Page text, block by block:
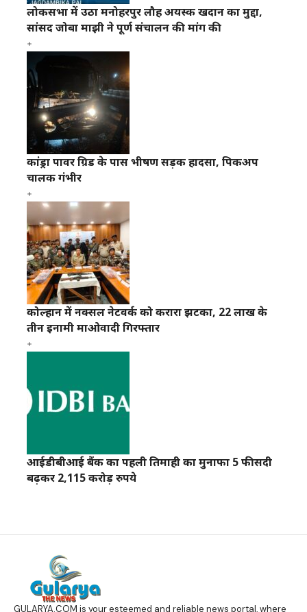
लोकसभा में उठा मनोहरपुर लौह अयस्क खदान का मुद्दा,
सांसद जोबा माझी ने पूर्ण संचालन की मांग की
कांड्रा पावर ग्रिड के पास भीषण सड़क हादसा, पिकअप
चालक गंभीर
कोल्हान में नक्सल नेटवर्क को करारा झटका, 22 लाख के
तीन इनामी माओवादी गिरफ्तार
आईडीबीआई बैंक का पहली तिमाही का मुनाफा 5 फीसदी
बढ़कर 2,115 करोड़ रुपये
GULARYA.COM is your esteemed and reliable news portal, where